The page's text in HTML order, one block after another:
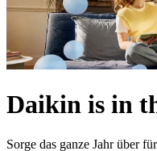
Daikin is in
Sorge das ganze Jahr über